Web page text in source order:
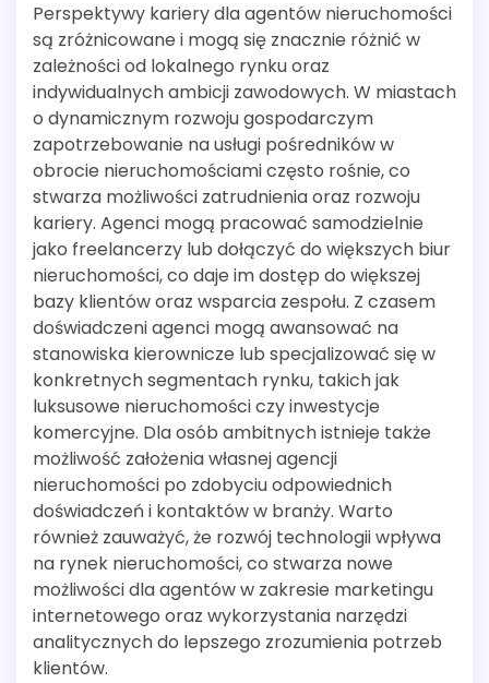
Perspektywy kariery dla agentów nieruchomości
są zróżnicowane i mogą się znacznie różnić w
zależności od lokalnego rynku oraz
indywidualnych ambicji zawodowych. W miastach
o dynamicznym rozwoju gospodarczym
zapotrzebowanie na usługi pośredników w
obrocie nieruchomościami często rośnie, co
stwarza możliwości zatrudnienia oraz rozwoju
kariery. Agenci mogą pracować samodzielnie
jako freelancerzy lub dołączyć do większych biur
nieruchomości, co daje im dostęp do większej
bazy klientów oraz wsparcia zespołu. Z czasem
doświadczeni agenci mogą awansować na
stanowiska kierownicze lub specjalizować się w
konkretnych segmentach rynku, takich jak
luksusowe nieruchomości czy inwestycje
komercyjne. Dla osób ambitnych istnieje także
możliwość założenia własnej agencji
nieruchomości po zdobyciu odpowiednich
doświadczeń i kontaktów w branży. Warto
również zauważyć, że rozwój technologii wpływa
na rynek nieruchomości, co stwarza nowe
możliwości dla agentów w zakresie marketingu
internetowego oraz wykorzystania narzędzi
analitycznych do lepszego zrozumienia potrzeb
klientów.